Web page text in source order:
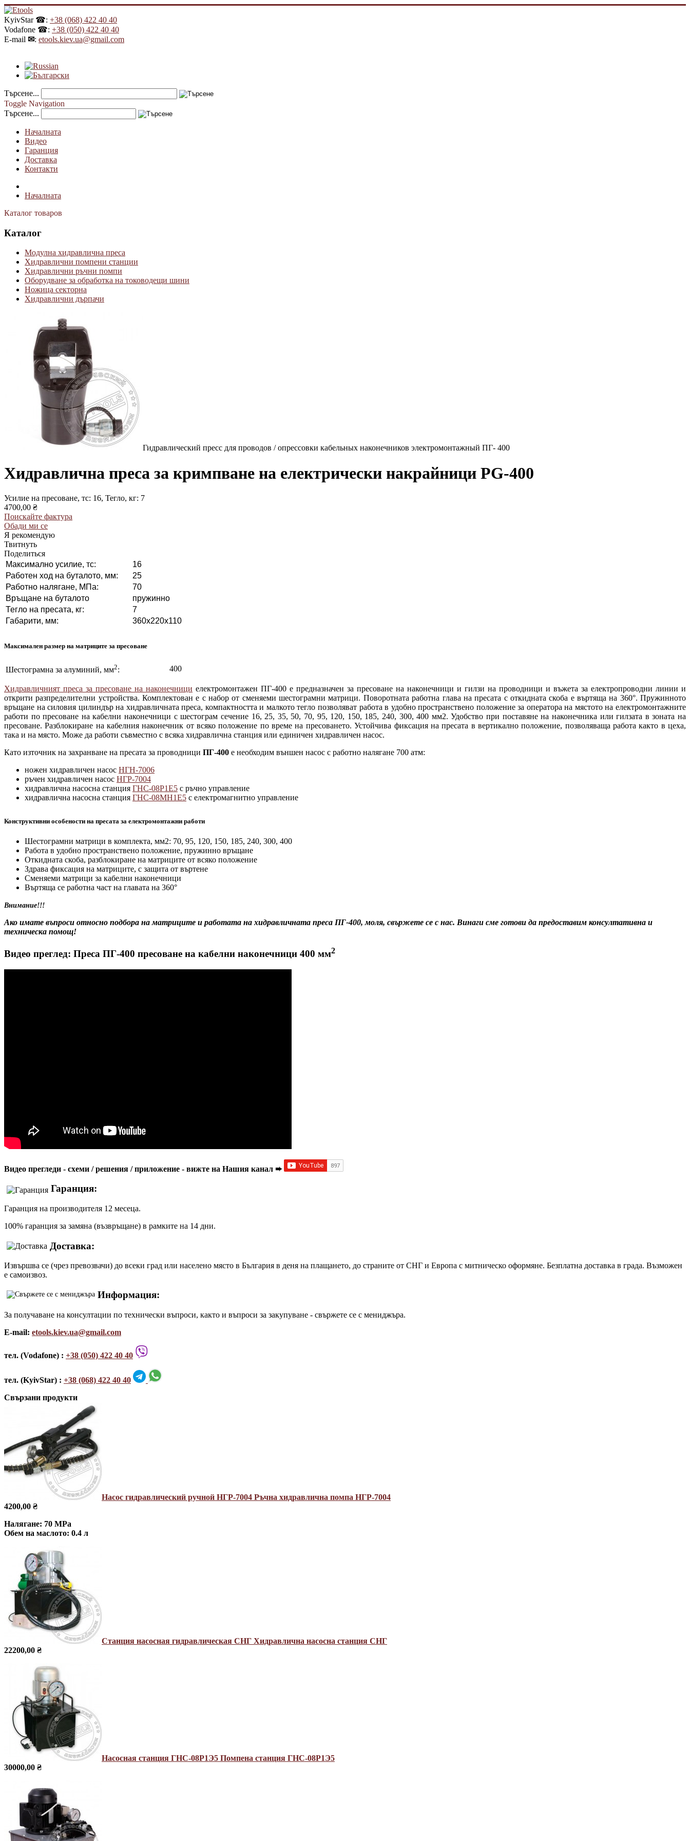
KyivStar ☎: +38 (068) 422 40 40
Vodafone ☎: +38 (050) 422 40 40
E-mail ✉: etools.kiev.ua@gmail.com
Търсене...
Toggle Navigation
Търсене...
Началната
Видео
Гаранция
Доставка
Контакти
Началната
Каталог товаров
Каталог
Модулна хидравлична преса
Хидравлични помпени станции
Хидравлични ръчни помпи
Оборудване за обработка на тоководещи шини
Ножица секторна
Хидравлични дърпачи
Гидравлический пресс для проводов / опрессовки кабельных наконечников электромонтажный ПГ- 400
Хидравлична преса за кримпване на електрически накрайници PG-400
Усилие на пресоване, тс: 16, Тегло, кг: 7
4700,00 ₴
Поискайте фактура
Обади ми се
Я рекомендую
Твитнуть
Поделиться
Максимално усилие, тс:
16
Работен ход на буталото, мм:
25
Работно налягане, МПа:
70
Връщане на буталото
пружинно
Тегло на пресата, кг:
7
Габарити, мм:
360x220x110
Максимален размер на матриците за пресоване
Шестограмна за алуминий, мм2: 400
Хидравличният преса за пресоване на наконечници електромонтажен ПГ-400 е предназначен за пресоване на наконечници и гилзи на проводници и въжета за електропроводни линии и
открити разпределителни устройства. Комплектован е с набор от сменяеми шестограмни матрици. Поворотната работна глава на пресата с откидната скоба е въртяща на 360°. Пружинното
връщане на силовия цилиндър на хидравличната преса, компактността и малкото тегло позволяват работа в удобно пространствено положение за оператора на мястото на електромонтажните
работи по пресоване на кабелни наконечници с шестограм сечение 16, 25, 35, 50, 70, 95, 120, 150, 185, 240, 300, 400 мм2. Удобство при поставяне на наконечника или гилзата в зоната на
пресоване. Разблокиране на кабелния наконечник от всяко положение по време на пресоването. Устойчива фиксация на пресата в вертикално положение, позволяваща работа както в цеха,
така и на място. Може да работи съвместно с всяка хидравлична станция или единичен хидравличен насос.
Като източник на захранване на пресата за проводници ПГ-400 е необходим външен насос с работно налягане 700 атм:
ножен хидравличен насос НГН-7006
ръчен хидравличен насос НГР-7004
хидравлична насосна станция ГНС-08Р1Е5 с ръчно управление
хидравлична насосна станция ГНС-08МН1Е5 с електромагнитно управление
Конструктивни особености на пресата за електромонтажни работи
Шестограмни матрици в комплекта, мм2: 70, 95, 120, 150, 185, 240, 300, 400
Работа в удобно пространствено положение, пружинно връщане
Откидната скоба, разблокиране на матриците от всяко положение
Здрава фиксация на матриците, с защита от въртене
Сменяеми матрици за кабелни наконечници
Въртяща се работна част на главата на 360°
Внимание!!!
Ако имате въпроси относно подбора на матриците и работата на хидравличната преса ПГ-400, моля, свържете се с нас. Винаги сме готови да предоставим консултативна и
техническа помощ!
Видео преглед: Преса ПГ-400 пресоване на кабелни наконечници 400 мм2
Видео прегледи - схеми / решения / приложение - вижте на Нашия канал ➨
Гаранция:
Гаранция на производителя 12 месеца.
100% гаранция за замяна (възвръщане) в рамките на 14 дни.
Доставка:
Извършва се (чрез превозвачи) до всеки град или населено място в България в деня на плащането, до страните от СНГ и Европа с митническо оформяне. Безплатна доставка в града. Възможен
е самоизвоз.
Информация:
За получаване на консултации по технически въпроси, както и въпроси за закупуване - свържете се с мениджъра.
E-mail: etools.kiev.ua@gmail.com
тел. (Vodafone) : +38 (050) 422 40 40
тел. (KyivStar) : +38 (068) 422 40 40
Свързани продукти
Насос гидравлический ручной НГР-7004 Ръчна хидравлична помпа НГР-7004
4200,00 ₴
Налягане: 70 MPa
Обем на маслото: 0.4 л
Станция насосная гидравлическая СНГ Хидравлична насосна станция СНГ
22200,00 ₴
Насосная станция ГНС-08Р1Э5 Помпена станция ГНС-08Р1Э5
30000,00 ₴